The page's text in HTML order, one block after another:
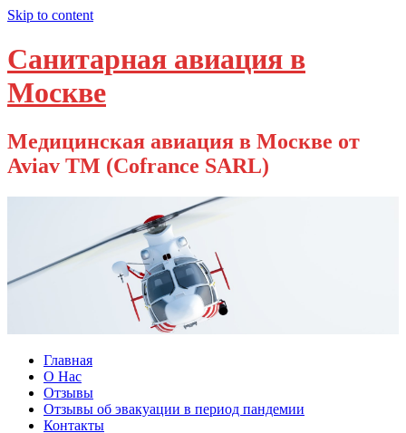
Skip to content
Санитарная авиация в
Москве
Медицинская авиация в Москве от
Aviav TM (Cofrance SARL)
Главная
О Нас
Отзывы
Отзывы об эвакуации в период пандемии
Контакты